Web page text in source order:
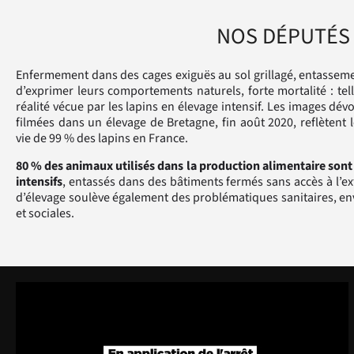
NOS
Enfermement dans des cages exiguës au sol grillagé,
d’exprimer leurs comportements naturels, forte mortalité :
réalité vécue par les lapins en élevage intensif. Les images
filmées dans un élevage de Bretagne, fin août 2020, reflètent
vie de 99 % des lapins en France.
80 % des animaux utilisés dans la production alimentaire sont
intensifs, entassés dans des bâtiments fermés sans accès à
d’élevage soulève également des problématiques sanitaires,
et sociales.